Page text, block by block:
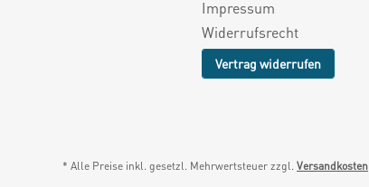
Impressum
Widerrufsrecht
Vertrag widerrufen
* Alle Preise inkl. gesetzl. Mehrwertsteuer zzgl. Versandkosten